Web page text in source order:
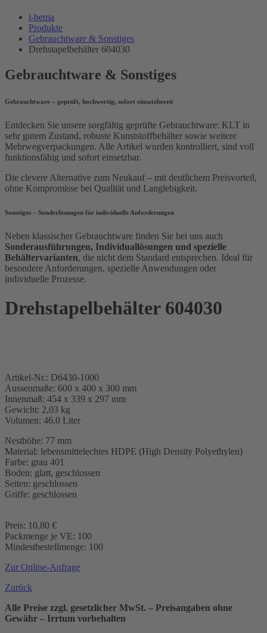
i-bema
Produkte
Gebrauchtware & Sonstiges
Drehstapelbehälter 604030
Gebrauchtware & Sonstiges
Gebrauchtware – geprüft, hochwertig, sofort einsatzbereit
Entdecken Sie unsere sorgfältig geprüfte Gebrauchtware: KLT in
sehr gutem Zustand, robuste Kunststoffbehälter sowie weitere
Mehrwegverpackungen. Alle Artikel wurden kontrolliert, sind voll
funktionsfähig und sofort einsetzbar.
Die clevere Alternative zum Neukauf – mit deutlichem Preisvorteil,
ohne Kompromisse bei Qualität und Langlebigkeit.
Sonstiges – Sonderlösungen für individuelle Anforderungen
Neben klassischer Gebrauchtware finden Sie bei uns auch
Sonderausführungen, Individuallösungen und spezielle
Behältervarianten, die nicht dem Standard entsprechen. Ideal für
besondere Anforderungen, spezielle Anwendungen oder
individuelle Prozesse.
Drehstapelbehälter 604030
Artikel-Nr.: D6430-1000
Aussenmaße: 600 x 400 x 300 mm
Innenmaß: 454 x 339 x 297 mm
Gewicht: 2,03 kg
Volumen: 46,0 Liter
Nesthöhe: 77 mm
Material: lebensmittelechtes HDPE (High Density Polyethylen)
Farbe: grau 401
Boden: glatt, geschlossen
Seiten: geschlossen
Griffe: geschlossen
Preis: 10,80 €
Packmenge je VE: 100
Mindestbestellmenge: 100
Zur Online-Anfrage
Zurück
Alle Preise zzgl. gesetzlicher MwSt. – Preisangaben ohne
Gewähr – Irrtum vorbehalten